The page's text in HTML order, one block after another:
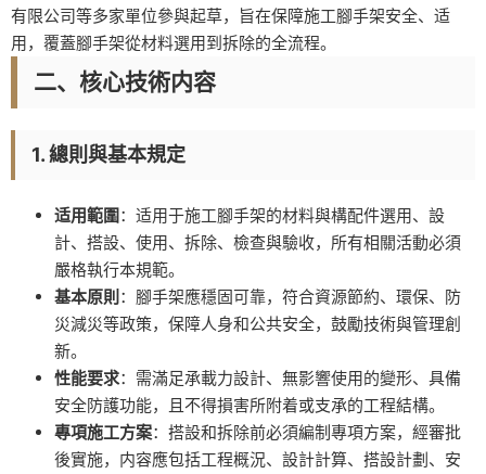
有限公司等多家單位參與起草，旨在保障施工腳手架安全、适
用，覆蓋腳手架從材料選用到拆除的全流程。
二、核心技術内容
1. 總則與基本規定
适用範圍：适用于施工腳手架的材料與構配件選用、設
計、搭設、使用、拆除、檢查與驗收，所有相關活動必須
嚴格執行本規範。
基本原則 ：腳手架應穩固可靠，符合資源節約、環保、防
災減災等政策，保障人身和公共安全，鼓勵技術與管理創
新。
性能要求：需滿足承載力設計、無影響使用的變形、具備
安全防護功能，且不得損害所附着或支承的工程結構。
專項施工方案：搭設和拆除前必須編制專項方案，經審批
後實施，内容應包括工程概況、設計計算、搭設計劃、安